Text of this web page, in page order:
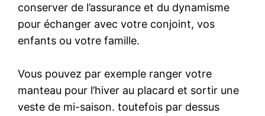
conserver de l’assurance et du dynamisme
pour échanger avec votre conjoint, vos
enfants ou votre famille.
Vous pouvez par exemple ranger votre
manteau pour l’hiver au placard et sortir une
veste de mi-saison. toutefois par dessus